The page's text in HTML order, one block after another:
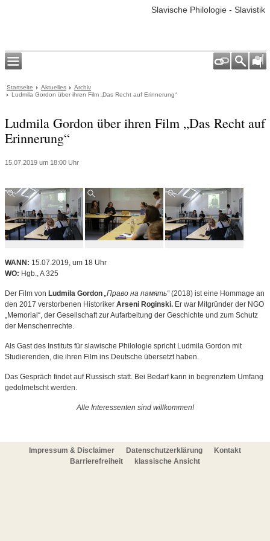
Slavische Philologie - Slavistik
Startseite Aktuelles
Archiv
Ludmila Gordon über ihren Film „Das Recht auf Erinnerung“
Ludmila Gordon über ihren Film „Das Recht auf
Erinnerung“
15.07.2019 um 18:00 Uhr
WANN: 15.07.2019, um 18 Uhr
WO: Hgb., A 325
Der Film von Ludmila Gordon „Право на память“(2018) ist eine Hommage an
den 2017 verstorbenen Historiker Arseni Roginski. Er war Mitgründer der NGO
„Memorial“, der Gesellschaft zur Aufarbeitung der Geschichte und zum Schutz
der Menschenrechte.
Als Gast des Instituts für slawische Philologie spricht Ludmila Gordon mit
Studierenden, die ihren Film ins Deutsche übersetzt haben.
Das Gespräch findet auf Russisch statt. Bei Bedarf kann in begrenztem Umfang
gedolmetscht werden.
Alle Interessenten sind willkommen!
Impressum & Disclaimer Datenschutzerklärung
Kontakt
Barrierefreiheit
klassische Ansicht